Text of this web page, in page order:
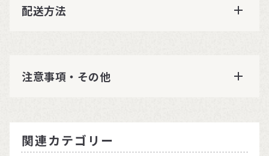
配送方法
注意事項・その他
関連カテゴリー